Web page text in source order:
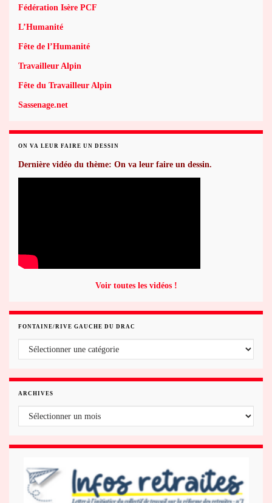
Fédération Isère PCF
L’Humanité
Fête de l’Humanité
Travailleur Alpin
Fête du Travailleur Alpin
Sassenage.net
ON VA LEUR FAIRE UN DESSIN
Dernière vidéo du thème: On va leur faire un dessin.
Voir toutes les vidéos !
FONTAINE/RIVE GAUCHE DU DRAC
ARCHIVES